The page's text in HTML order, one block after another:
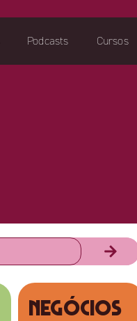
Podcasts Cursos
NEGÓCIOS